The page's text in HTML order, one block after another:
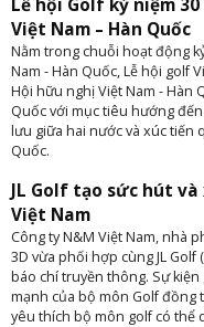
Lễ hội Golf kỷ niệm
Việt Nam – Hàn Quốc
Nằm trong chuỗi hoạt động
Nam - Hàn Quốc, Lễ hội golf
Hội hữu nghị Việt Nam - Hàn
Quốc với mục tiêu hướng
lưu giữa hai nước và xúc tiến
Quốc.
JL Golf tạo sức hút
Việt Nam
Công ty N&M Việt Nam, nhà
3D vừa phối hợp cùng JL Golf
báo chí truyền thông. Sự
mạnh của bộ môn Golf
yêu thích bộ môn golf có thể